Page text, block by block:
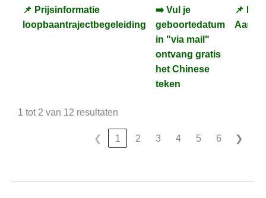
📌 Prijsinformatie
loopbaantrajectbegeleiding
➡️ Vul je
geboortedatum
in "via mail"
ontvang gratis
het Chinese
teken
📌
📌 Prijsinformatie
loopbaantrajectbegeleiding
➡️ Vul je
geboortedatum
in "via mail"
ontvang gratis
het Chinese
teken
📌
1 tot 2 van 12 resultaten
❮ 1 2 3 4 5 6 ❯